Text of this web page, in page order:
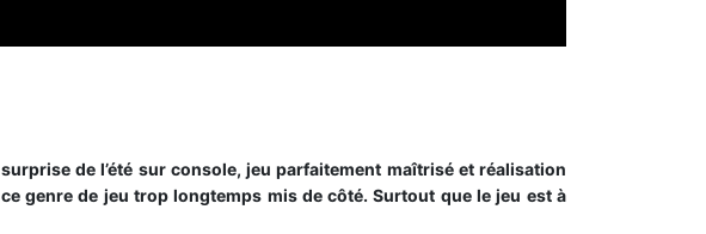
de l’été sur console, jeu parfaitement maîtrisé et réalisation
genre de jeu trop longtemps mis de côté. Surtout que le jeu est à